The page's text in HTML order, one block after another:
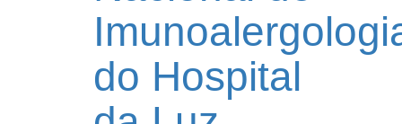
do Hospital